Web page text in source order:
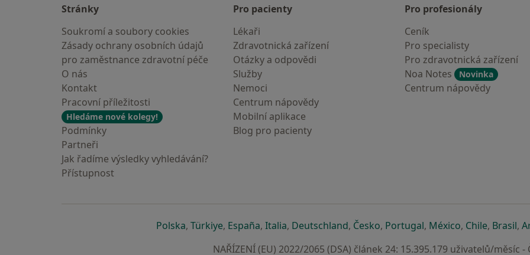
Stránky
Soukromí a soubory cookies
Zásady ochrany osobních údajů
pro zaměstnance zdravotní péče
O nás
Kontakt
Pracovní příležitosti
Hledáme nové kolegy!
Podmínky
Partneři
Jak řadíme výsledky vyhledávání?
Přístupnost
Pro pacienty
Lékaři
Zdravotnická zařízení
Otázky a odpovědi
Služby
Nemoci
Centrum nápovědy
Mobilní aplikace
Blog pro pacienty
Pro profesionály
Ceník
Pro specialisty
Pro zdravotnická zařízení
Noa Notes
Novinka
Centrum nápovědy
Polskase otevře v nové záložce
, Türkiyese otevře v nové záložce
, Españase otevře v nové záložce
, Italiase otevře v nové záložce
, Deutschlandse otevře v nové záložce
, Českose otevře v nové záložce
, Portugalse otevře v nové
, Méxicose otevře v
, Chilese otevře
, Brasilse
,
NAŘÍZENÍ (EU) 2022/2065 (DSA) článek 24: 15.395.179 uživatelů/měsíc -